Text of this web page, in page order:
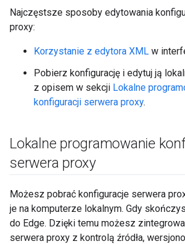
Najczęstsze sposoby edytowania
proxy:
Korzystanie z edytora XML w
Pobierz konfigurację i edytuj ją
z opisem w sekcji Lokalne
konfiguracji serwera proxy.
Lokalne programowanie
serwera proxy
Możesz pobrać konfiguracje serwera
je na komputerze lokalnym. Gdy
do Edge. Dzięki temu możesz
serwera proxy z kontrolą źródła,